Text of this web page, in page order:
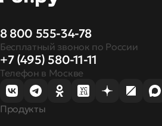
8 800 555-34-78
Бесплатный звонок по России
+7 (495) 580-11-11
Телефон в Москве
Продукты